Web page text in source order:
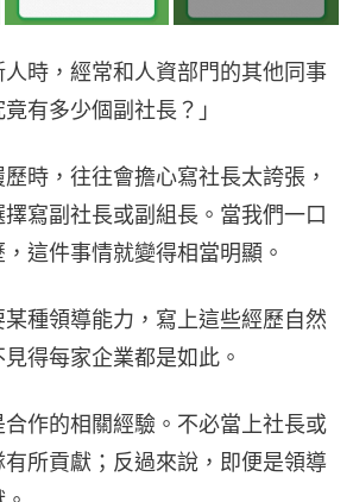
時，經常和人資部門的其他同事
有多少個副社長？」
時，往往會擔心寫社長太誇張，
寫副社長或副組長。當我們一口
這件事情就變得相當明顯。
種領導能力，寫上這些經歷自然
得每家企業都是如此。
作的相關經驗。不必當上社長或
所貢獻；反過來說，即便是領導